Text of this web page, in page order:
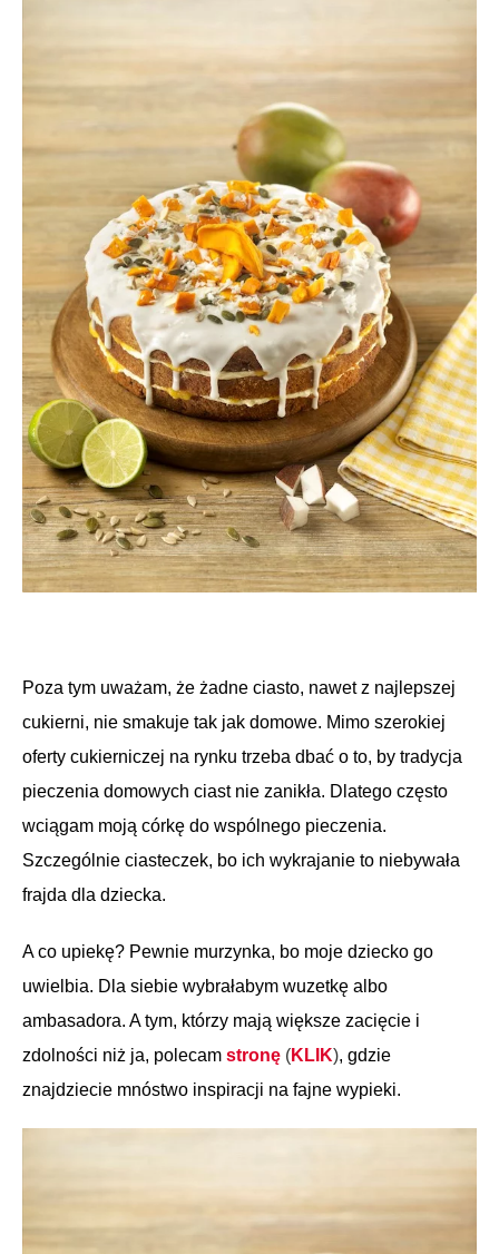
Poza tym uważam, że żadne ciasto, nawet z najlepszej
cukierni, nie smakuje tak jak domowe. Mimo szerokiej
oferty cukierniczej na rynku trzeba dbać o to, by tradycja
pieczenia domowych ciast nie zanikła. Dlatego często
wciągam moją córkę do wspólnego pieczenia.
Szczególnie ciasteczek, bo ich wykrajanie to niebywała
frajda dla dziecka.
A co upiekę? Pewnie murzynka, bo moje dziecko go
uwielbia. Dla siebie wybrałabym wuzetkę albo
ambasadora. A tym, którzy mają większe zacięcie i
zdolności niż ja, polecam stronę (KLIK), gdzie
znajdziecie mnóstwo inspiracji na fajne wypieki.